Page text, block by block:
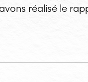
réalisé le